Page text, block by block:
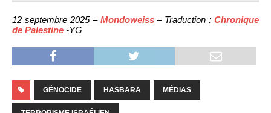
12 septembre 2025 – Mondoweiss– Traduction : Chronique
de Palestine -YG
GÉNOCIDE HASBARA MÉDIAS